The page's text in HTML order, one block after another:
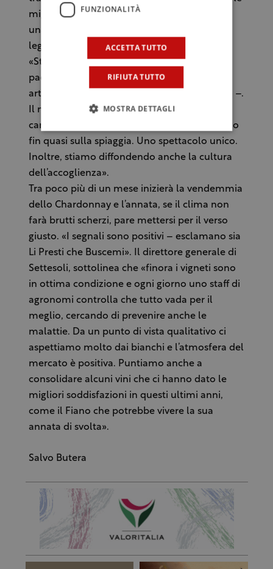
migliori in Italia», afferma Buscemi. Inycon è
una delle carte nel mazzo di iniziative per
legare al vino tutto il resto dell’economia.
«Stiamo cercando di rivalutare tutto il
paesaggio rurale e anche le caratteristiche
artistiche di Menfi – spiega il primo cittadino –.
Il nostro è un paese bellissimo, perché la
campagna si unisce al mare e i vitigni arrivano
fin quasi sulla spiaggia. Uno spettacolo unico.
Inoltre, stiamo diffondendo anche la cultura
dell’accoglienza».
Tra poco più di un mese inizierà la vendemmia
dello Chardonnay e l’annata, se il clima non
farà brutti scherzi, pare mettersi per il verso
giusto. «I segnali sono positivi – esclamano sia
Li Presti che Buscemi». Il direttore generale di
Settesoli, sottolinea che «finora i vigneti sono
in ottima condizione e ogni giorno uno staff di
agronomi controlla che tutto vada per il
meglio, cercando di prevenire anche le
malattie. Da un punto di vista qualitativo ci
aspettiamo molto dai bianchi e l’atmosfera del
mercato è positiva. Puntiamo anche a
consolidare alcuni vini che ci hanno dato le
migliori soddisfazioni in questi ultimi anni,
come il Fiano che potrebbe vivere la sua
annata di svolta».
Salvo Butera
FUNZIONALITÀ
ACCETTA TUTTO
RIFIUTA TUTTO
MOSTRA DETTAGLI